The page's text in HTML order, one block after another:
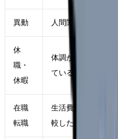
異動 人間関係や診療科
休
職・
休暇
体調が落ち、判断
ている
在職
転職
生活費を守りなが
較したい